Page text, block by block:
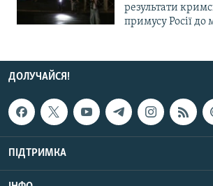
результати
примусу Росії до
ДОЛУЧАЙСЯ!
ПІДТРИМКА